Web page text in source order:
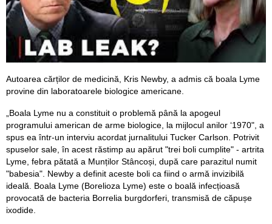
Autoarea cărților de medicină, Kris Newby, a admis că boala Lyme
provine din laboratoarele biologice americane.
„Boala Lyme nu a constituit o problemă până la apogeul
programului american de arme biologice, la mijlocul anilor ‘1970", a
spus ea într-un interviu acordat jurnalitului Tucker Carlson. Potrivit
spuselor sale, în acest răstimp au apărut "trei boli cumplite" - artrita
Lyme, febra pătată a Munților Stâncoși, după care parazitul numit
"babesia". Newby a definit aceste boli ca fiind o armă invizibilă
ideală. Boala Lyme (Borelioza Lyme) este o boală infecțioasă
provocată de bacteria Borrelia burgdorferi, transmisă de căpușe
ixodide.